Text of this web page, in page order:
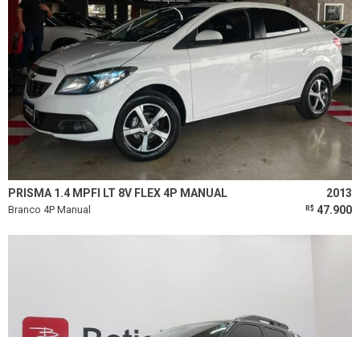
PRISMA 1.4 MPFI LT 8V FLEX 4P MANUAL 2013
Branco 4P Manual R$ 47.900